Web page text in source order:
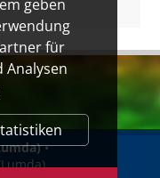
geben
für
Analysen
•